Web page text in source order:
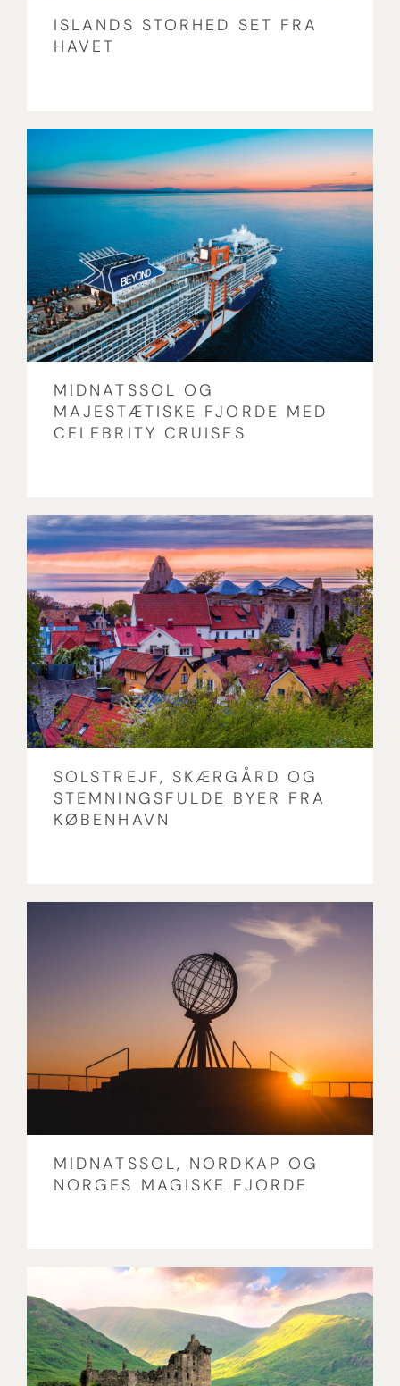
ISLANDS STORHED SET FRA
HAVET
MIDNATSSOL OG
MAJESTÆTISKE FJORDE MED
CELEBRITY CRUISES
SOLSTREJF, SKÆRGÅRD OG
STEMNINGSFULDE BYER FRA
KØBENHAVN
MIDNATSSOL, NORDKAP OG
NORGES MAGISKE FJORDE